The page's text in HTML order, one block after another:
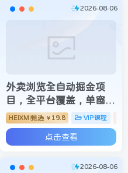
脚本挂机
2026-08-06
外卖浏览全自动掘金项
目，全平台覆盖，单窗口
一天30+，可批量矩阵
做，轻松日入500+【揭
秘】
HEIXMI甄选 ￥ 19.8 VIP课程
点击查看
2026-08-06